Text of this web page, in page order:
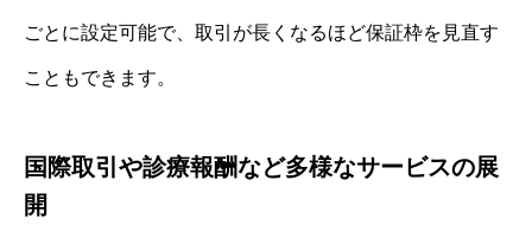
ごとに設定可能で、取引が長くなるほど保証枠を見直す
こともできます。
国際取引や診療報酬など多様なサービスの展
開